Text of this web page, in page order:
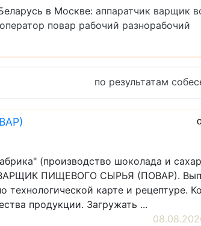
в Москве: аппаратчик варщик
оператор повар рабочий разнорабочий
по результатам
(производство шоколада и
ВАРЩИК ПИЩЕВОГО СЫРЬЯ (ПОВАР).
технологической карте и рецептуре.
продукции. Загружать ...